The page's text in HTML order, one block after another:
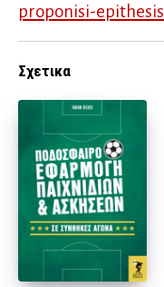
proponisi-epithesis
Σχετικα